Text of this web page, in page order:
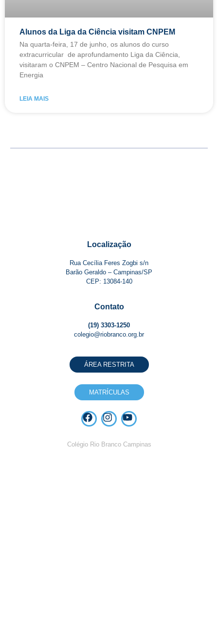
Alunos da Liga da Ciência visitam CNPEM
Na quarta-feira, 17 de junho, os alunos do curso
extracurricular de aprofundamento Liga da Ciência,
visitaram o CNPEM – Centro Nacional de Pesquisa em
Energia
LEIA MAIS
Localização
Rua Cecília Feres Zogbi s/n
Barão Geraldo – Campinas/SP
CEP: 13084-140
Contato
(19) 3303-1250
colegio@riobranco.org.br
ÁREA RESTRITA
MATRÍCULAS
Colégio Rio Branco Campinas